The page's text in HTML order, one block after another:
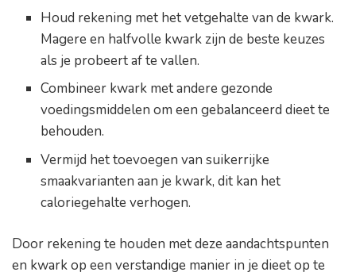
Houd rekening met het vetgehalte van de kwark.
Magere en halfvolle kwark zijn de beste keuzes
als je probeert af te vallen.
Combineer kwark met andere gezonde
voedingsmiddelen om een gebalanceerd dieet te
behouden.
Vermijd het toevoegen van suikerrijke
smaakvarianten aan je kwark, dit kan het
caloriegehalte verhogen.
Door rekening te houden met deze aandachtspunten
en kwark op een verstandige manier in je dieet op te